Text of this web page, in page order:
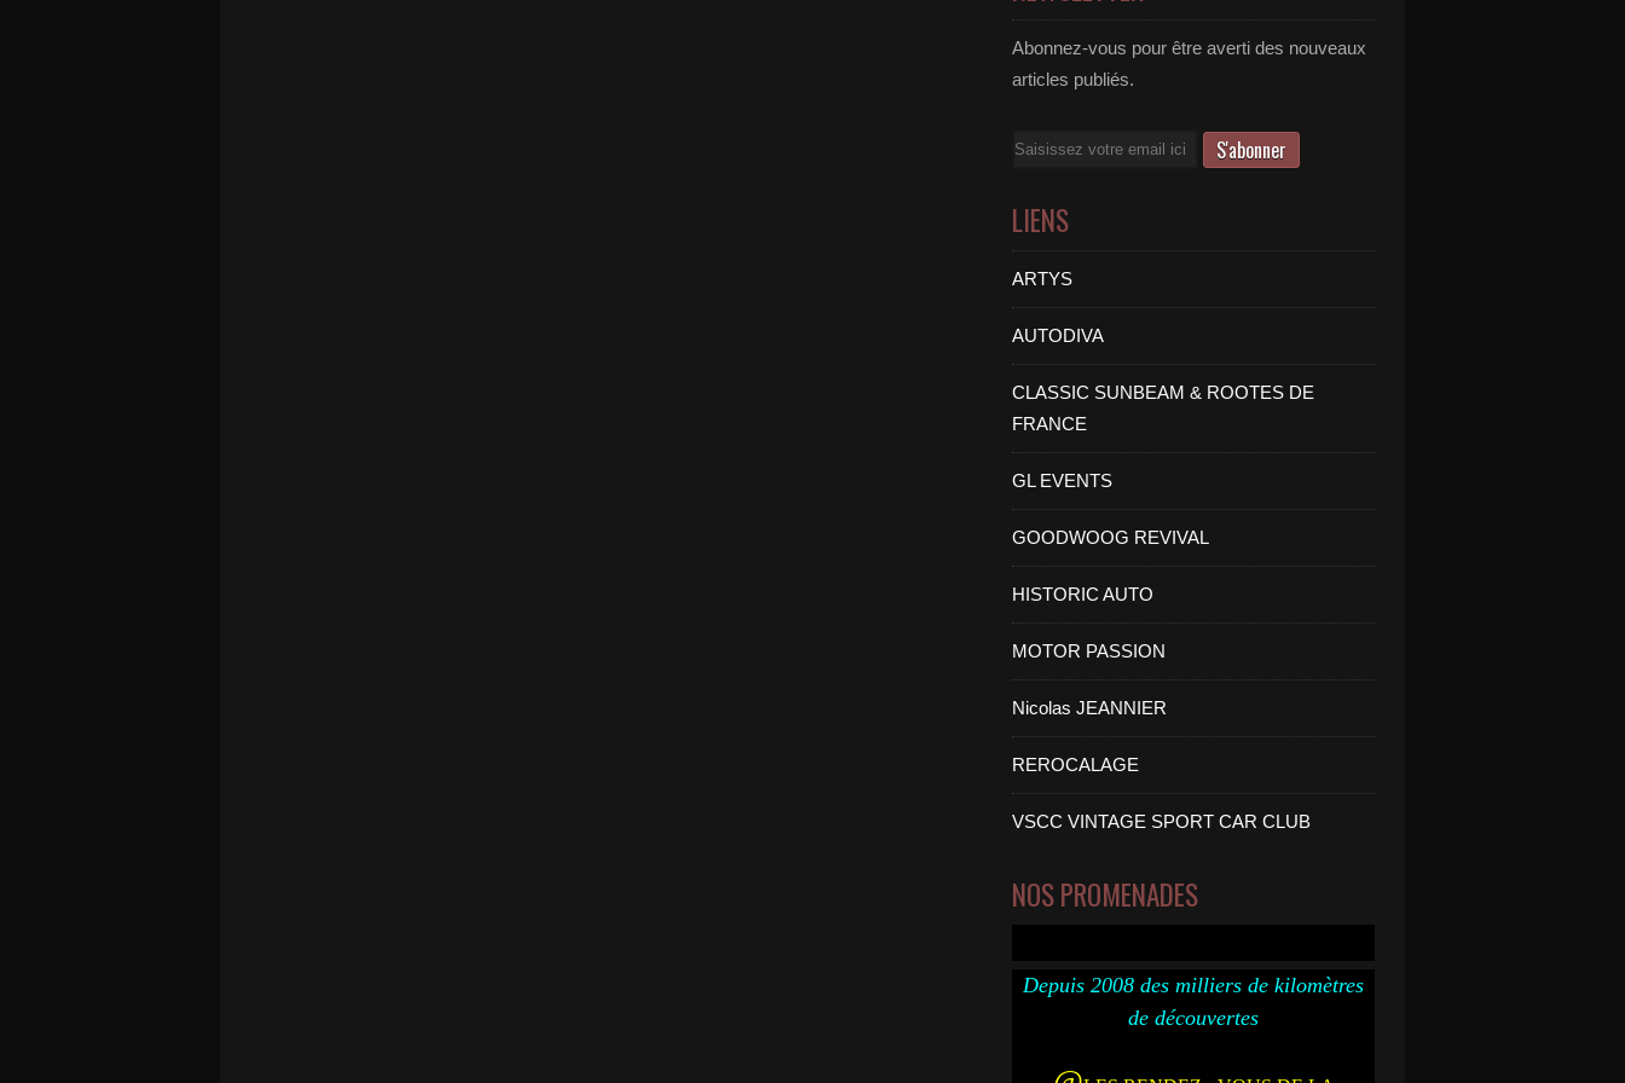
Abonnez-vous pour être averti des nouveaux
articles publiés.
Email
LIENS
ARTYS
AUTODIVA
CLASSIC SUNBEAM & ROOTES DE
FRANCE
GL EVENTS
GOODWOOG REVIVAL
HISTORIC AUTO
MOTOR PASSION
Nicolas JEANNIER
REROCALAGE
VSCC VINTAGE SPORT CAR CLUB
NOS PROMENADES
Depuis 2008 des milliers de kilomètres
de découvertes